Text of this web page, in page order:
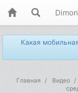
Какая
Главная Видео